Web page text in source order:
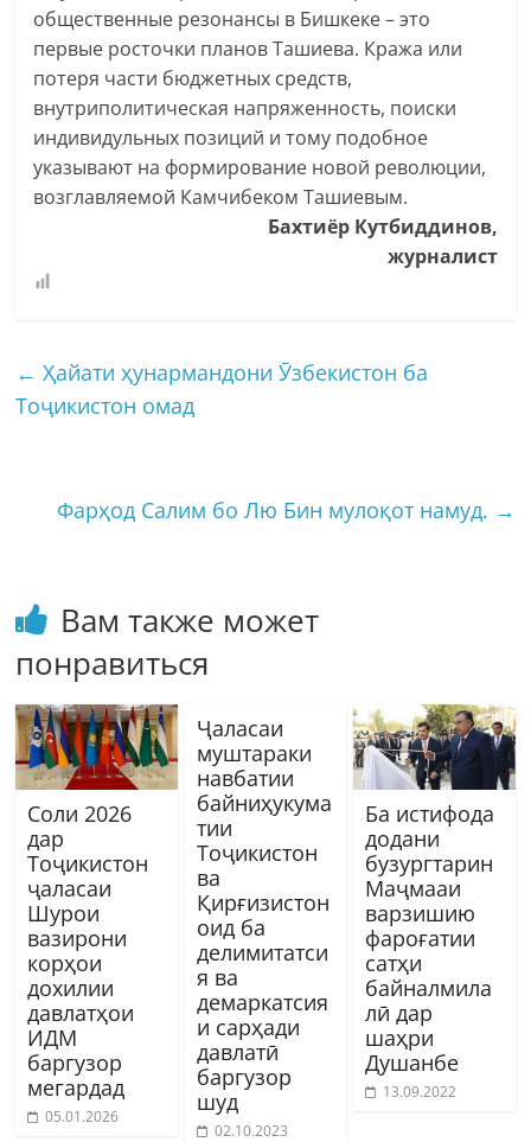
общественные резонансы в Бишкеке – это
первые росточки планов Ташиева. Кража или
потеря части бюджетных средств,
внутриполитическая напряженность, поиски
индивидульных позиций и тому подобное
указывают на формирование новой революции,
возглавляемой Камчибеком Ташиевым.
Бахтиёр Кутбиддинов,
журналист
← Ҳайати ҳунармандони Ӯзбекистон ба
Тоҷикистон омад
Фарҳод Салим бо Лю Бин мулоқот намуд. →
Вам также может
понравиться
Соли 2026
дар
Тоҷикистон
ҷаласаи
Шурои
вазирони
корҳои
дохилии
давлатҳои
ИДМ
баргузор
мегардад
05.01.2026
Ҷаласаи
муштараки
навбатии
байниҳукума
тии
Тоҷикистон
ва
Қирғизистон
оид ба
делимитатси
я ва
демаркатсия
и сарҳади
давлатӣ
баргузор
шуд
02.10.2023
Ба истифода
додани
бузургтарин
Маҷмааи
варзишию
фароғатии
сатҳи
байналмила
лӣ дар
шаҳри
Душанбе
13.09.2022